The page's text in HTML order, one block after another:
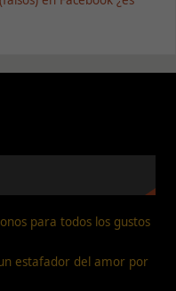
para todos los gustos
estafador del amor por